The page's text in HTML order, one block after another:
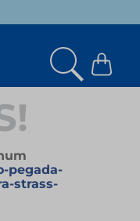
pegada-
strass-